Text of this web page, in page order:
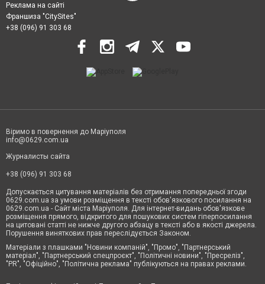
Реклама на сайті
Франшиза "CitySites"
+38 (096) 91 303 68
Віримо в повернення до Маріуполя
info@0629.com.ua
Журналисты сайта
+38 (096) 91 303 68
Допускається цитування матеріалів без отримання попередньої згоди
0629.com.ua за умови розміщення в тексті обов'язкового посилання на
0629.com.ua - Сайт міста Маріуполя. Для інтернет-видань обов'язкове
розміщення прямого, відкритого для пошукових систем гіперпосилання
на цитовані статті не нижче другого абзацу в тексті або в якості джерела.
Порушення виняткових прав переслідується Законом.
Матеріали з плашками "Новини компаній", "Промо", "Партнерський
матеріал", "Партнерський спецпроєкт", "Політичні новини", "Пресреліз",
"PR", "Офіційно", "Політична реклама" публікуються на правах реклами.